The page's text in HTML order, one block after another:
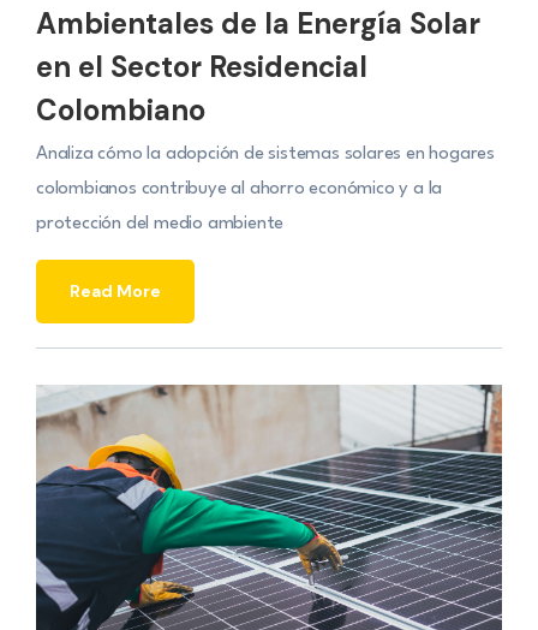
Ambientales de la Energía Solar
en el Sector Residencial
Colombiano
Analiza cómo la adopción de sistemas solares en hogares
colombianos contribuye al ahorro económico y a la
protección del medio ambiente
Read More